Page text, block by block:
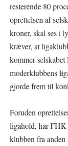
resterende 80
oprettelsen af
kroner, skal ses i
kræver, at
kommer
moderklubbens
gjorde frem til
Foruden
ligahold, har FHK
klubben fra anden